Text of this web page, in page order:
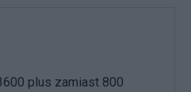
plus zamiast 800